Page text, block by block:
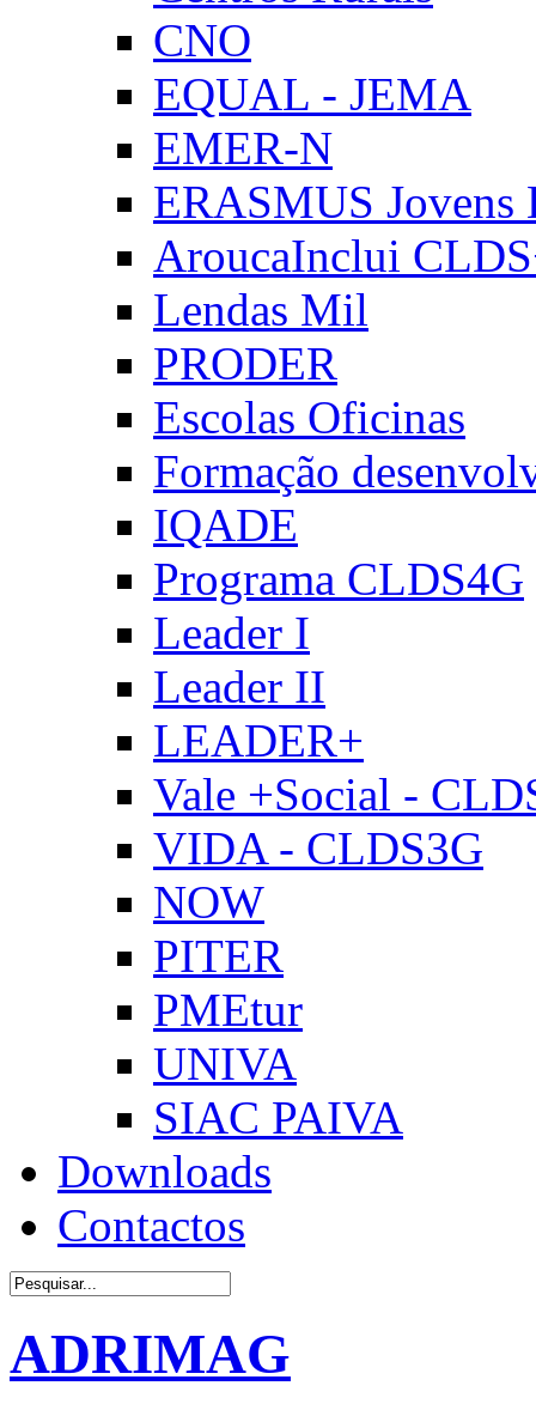
CNO
EQUAL - JEMA
EMER-N
ERASMUS Jovens
AroucaInclui
Lendas Mil
PRODER
Escolas Oficinas
Formação
IQADE
Programa CLDS4G
Leader I
Leader II
LEADER+
Vale +Social -
VIDA - CLDS3G
NOW
PITER
PMEtur
UNIVA
SIAC PAIVA
Downloads
Contactos
ADRIMAG